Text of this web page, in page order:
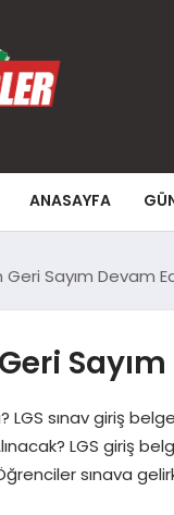
ANASAYFA
Geri Sayım Devam
Geri
LGS sınav giriş
LGS giriş
sınava